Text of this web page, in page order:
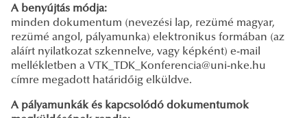
A benyújtás módja:
minden dokumentum (nevezési lap, rezümé magyar,
rezümé angol, pályamunka) elektronikus formában (az
aláírt nyilatkozat szkennelve, vagy képként) e-mail
mellékletben a VTK_TDK_Konferencia@uni-nke.hu
címre megadott határidőig elküldve.
A pályamunkák és kapcsolódó dokumentumok